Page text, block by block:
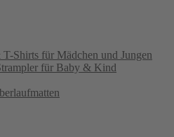
Shirts für Mädchen und Jungen
für Baby & Kind